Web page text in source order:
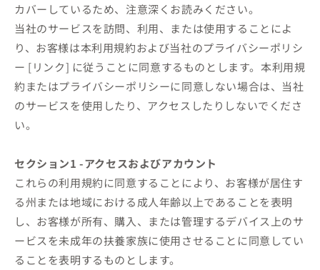
カバーしているため、注意深くお読みください。
当社のサービスを訪問、利用、または使用することによ
り、お客様は本利用規約および当社のプライバシーポリシ
ー [リンク] に従うことに同意するものとします。本利用規
約またはプライバシーポリシーに同意しない場合は、当社
のサービスを使用したり、アクセスしたりしないでくださ
い。
セクション1 -アクセスおよびアカウント
これらの利用規約に同意することにより、お客様が居住す
る州または地域における成人年齢以上であることを表明
し、お客様が所有、購入、または管理するデバイス上のサ
ービスを未成年の扶養家族に使用させることに同意してい
ることを表明するものとします。